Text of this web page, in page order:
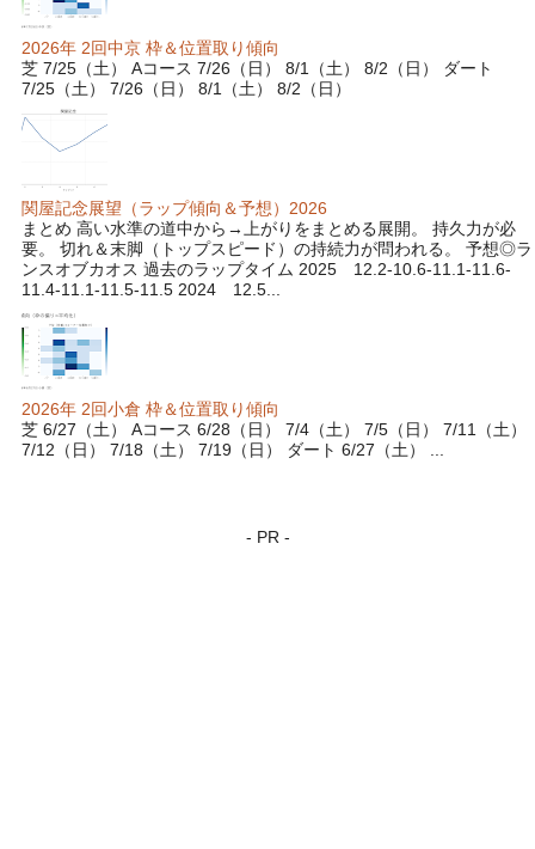
2026年 2回中京 枠＆位置取り傾向
芝 7/25（土） Aコース 7/26（日） 8/1（土） 8/2（日） ダート
7/25（土） 7/26（日） 8/1（土） 8/2（日）
関屋記念展望（ラップ傾向＆予想）2026
まとめ 高い水準の道中から→上がりをまとめる展開。 持久力が必
要。 切れ＆末脚（トップスピード）の持続力が問われる。 予想◎ラ
ンスオブカオス 過去のラップタイム 2025 12.2-10.6-11.1-11.6-
11.4-11.1-11.5-11.5 2024 12.5...
2026年 2回小倉 枠＆位置取り傾向
芝 6/27（土） Aコース 6/28（日） 7/4（土） 7/5（日） 7/11（土）
7/12（日） 7/18（土） 7/19（日） ダート 6/27（土） ...
- PR -